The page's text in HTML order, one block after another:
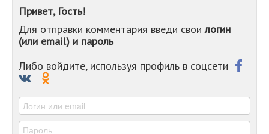
-
-
Привет, Гость!
Для отправки комментария введи своилогин
(или email) и пароль
Либо войдите, используя профиль в соцсети